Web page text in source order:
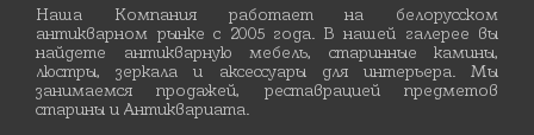
Наша Компания работает на белорусском
антикварном рынке с 2005 года. В нашей галерее вы
найдете антикварную мебель, старинные камины,
люстры, зеркала и аксессуары для интерьера. Мы
занимаемся продажей, реставрацией предметов
старины и Антиквариата.